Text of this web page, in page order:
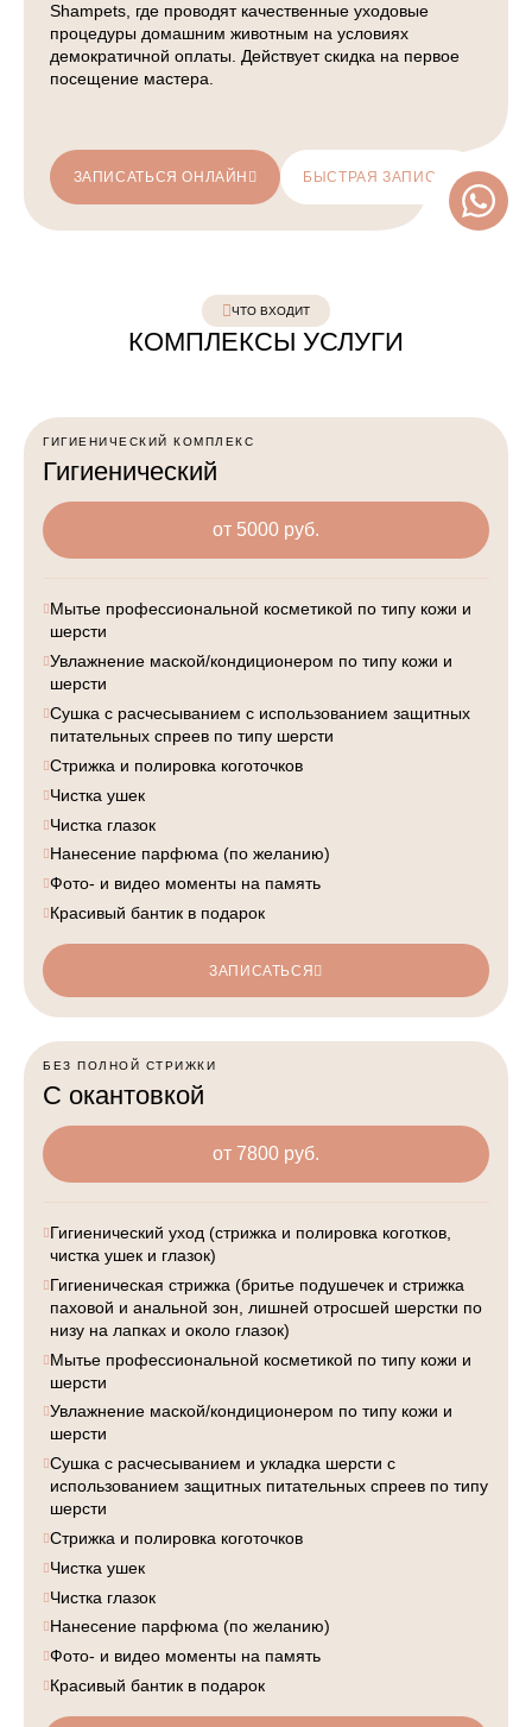
Shampets, где проводят качественные уходовые
процедуры домашним животным на условиях
демократичной оплаты. Действует скидка на первое
посещение мастера.
ЗАПИСАТЬСЯ ОНЛАЙН БЫСТРАЯ ЗАПИСЬ
ЧТО ВХОДИТ
КОМПЛЕКСЫ УСЛУГИ
ГИГИЕНИЧЕСКИЙ КОМПЛЕКС
Гигиенический
от 5000 руб.
Мытье профессиональной косметикой по типу кожи и
шерсти
Увлажнение маской/кондиционером по типу кожи и
шерсти
Сушка с расчесыванием с использованием защитных
питательных спреев по типу шерсти
Стрижка и полировка коготочков
Чистка ушек
Чистка глазок
Нанесение парфюма (по желанию)
Фото- и видео моменты на память
Красивый бантик в подарок
ЗАПИСАТЬСЯ
БЕЗ ПОЛНОЙ СТРИЖКИ
С окантовкой
от 7800 руб.
Гигиенический уход (стрижка и полировка коготков,
чистка ушек и глазок)
Гигиеническая стрижка (бритье подушечек и стрижка
паховой и анальной зон, лишней отросшей шерстки по
низу на лапках и около глазок)
Мытье профессиональной косметикой по типу кожи и
шерсти
Увлажнение маской/кондиционером по типу кожи и
шерсти
Сушка с расчесыванием и укладка шерсти с
использованием защитных питательных спреев по типу
шерсти
Стрижка и полировка коготочков
Чистка ушек
Чистка глазок
Нанесение парфюма (по желанию)
Фото- и видео моменты на память
Красивый бантик в подарок